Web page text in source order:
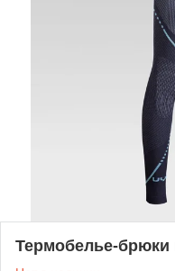
Термобелье-брюки